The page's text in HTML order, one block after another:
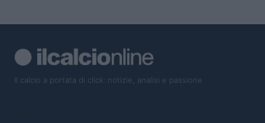
Il calcio a portata di click: notizie, analisi e passione